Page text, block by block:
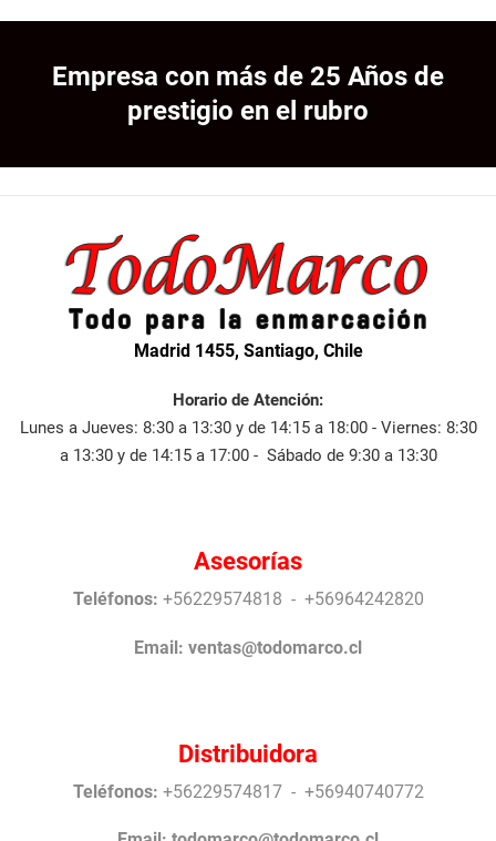
Empresa con más de 25 Años de
prestigio en el rubro
Madrid 1455, Santiago, Chile
Horario de Atención:
Lunes a Jueves: 8:30 a 13:30 y de 14:15 a 18:00 - Viernes: 8:30
a 13:30 y de 14:15 a 17:00 - Sábado de 9:30 a 13:30
Asesorías
Teléfonos: +56229574818 - +56964242820
Email: ventas@todomarco.cl
Distribuidora
Teléfonos: +56229574817 - +56940740772